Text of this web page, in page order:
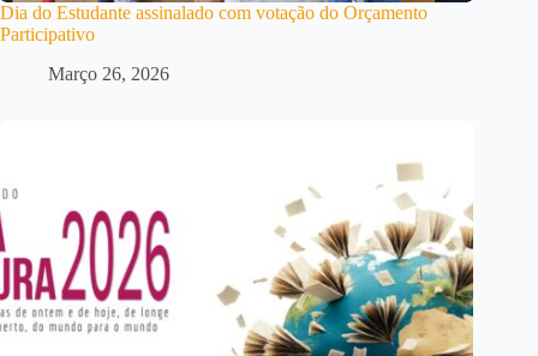
Dia do Estudante assinalado com votação do Orçamento
Participativo
Março 26, 2026